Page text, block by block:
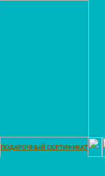
ПОДАРОЧНЫЙ СЕРТИФИКАТ